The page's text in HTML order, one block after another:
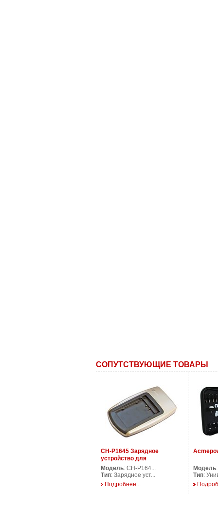
СОПУТСТВУЮЩИЕ ТОВАРЫ
CH-P1645 Зарядное
устройство для
аккумуляторов фото/
видеокамер
Модель: CH-P164...
Тип: Зарядное уст...
Подробнее...
Модель
Тип: